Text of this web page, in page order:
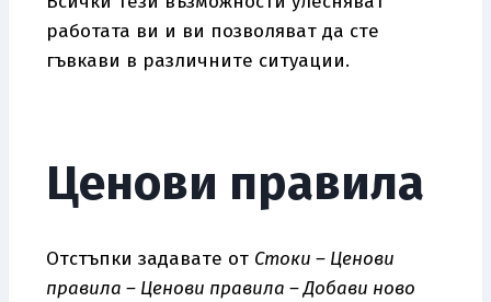
работата ви и ви позволяват да сте
гъвкави в различните ситуации.
Ценови правила
Отстъпки задавате от Стоки – Ценови
правила – Ценови правила – Добави ново